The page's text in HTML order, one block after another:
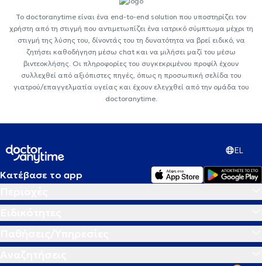
Το doctoranytime είναι ένα end-to-end solution που υποστηρίζει τον
χρήστη από τη στιγμή που αντιμετωπίζει ένα ιατρικό σύμπτωμα μέχρι τη
στιγμή της λύσης του, δίνοντάς του τη δυνατότητα να βρεί ειδικό, να
ζητήσει καθοδήγηση μέσω chat και να μιλήσει μαζί του μέσω
βιντεοκλήσης. Οι πληροφορίες του συγκεκριμένου προφίλ έχουν
συλλεχθεί από αξιόπιστες πηγές, όπως η προσωπική σελίδα του
γιατρού/επαγγελματία υγείας και έχουν ελεγχθεί από την ομάδα του
doctoranytime.
EL
Κατέβασε το app